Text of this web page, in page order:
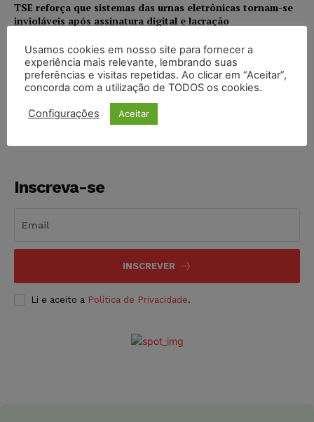
TSE reforça que sistemas das urnas eletrônicas tornam-se
invioláveis após assinatura digital e lacração
STF inicia julgamento sobre constitucionalidade da
proibição dos jogos de azar no Brasil
Inscreva-se
INSCREVER
Li e aceito a Política de Privacidade.
Usamos cookies em nosso site para fornecer a
experiência mais relevante, lembrando suas
preferências e visitas repetidas. Ao clicar em “Aceitar”,
concorda com a utilização de TODOS os cookies.
Configurações Aceitar